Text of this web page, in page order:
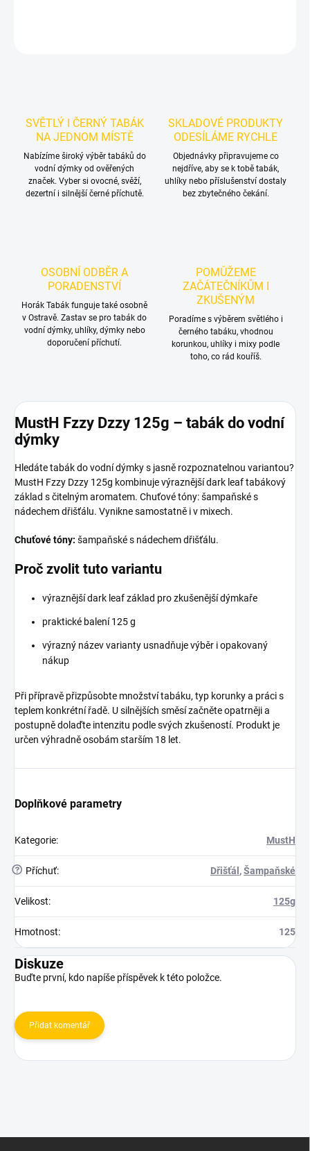
SVĚTLÝ I ČERNÝ TABÁK
NA JEDNOM MÍSTĚ
Nabízíme široký výběr tabáků do
vodní dýmky od ověřených
značek. Vyber si ovocné, svěží,
dezertní i silnější černé příchutě.
SKLADOVÉ PRODUKTY
ODESÍLÁME RYCHLE
Objednávky připravujeme co
nejdříve, aby se k tobě tabák,
uhlíky nebo příslušenství dostaly
bez zbytečného čekání.
OSOBNÍ ODBĚR A
PORADENSTVÍ
Horák Tabák funguje také osobně
v Ostravě. Zastav se pro tabák do
vodní dýmky, uhlíky, dýmky nebo
doporučení příchutí.
POMŮŽEME
ZAČÁTEČNÍKŮM I
ZKUŠENÝM
Poradíme s výběrem světlého i
černého tabáku, vhodnou
korunkou, uhlíky i mixy podle
toho, co rád kouříš.
MustH Fzzy Dzzy 125g – tabák do vodní
dýmky
Hledáte tabák do vodní dýmky s jasně rozpoznatelnou variantou?
MustH Fzzy Dzzy 125g kombinuje výraznější dark leaf tabákový
základ s čitelným aromatem. Chuťové tóny: šampaňské s
nádechem dřišťálu. Vynikne samostatně i v mixech.
Chuťové tóny: šampaňské s nádechem dřišťálu.
Proč zvolit tuto variantu
výraznější dark leaf základ pro zkušenější dýmkaře
praktické balení 125 g
výrazný název varianty usnadňuje výběr i opakovaný
nákup
Při přípravě přizpůsobte množství tabáku, typ korunky a práci s
teplem konkrétní řadě. U silnějších směsí začněte opatrněji a
postupně dolaďte intenzitu podle svých zkušeností. Produkt je
určen výhradně osobám starším 18 let.
Doplňkové parametry
Kategorie: MustH
? Příchuť: Dřišťál ,Šampaňské
Velikost: 125g
Hmotnost: 125
Diskuze
Buďte první, kdo napíše příspěvek k této položce.
Přidat komentář